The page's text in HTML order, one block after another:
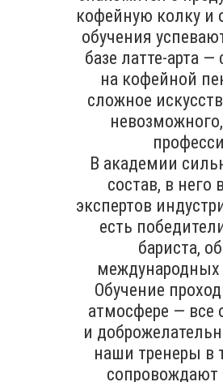
кофейную колку и
обучения
базе латте-арта
на кофейной
сложное
В академии
состав, в него
экспертов
есть
бариста,
международных
Обучение
атмосфере — все
и
наши тренеры в